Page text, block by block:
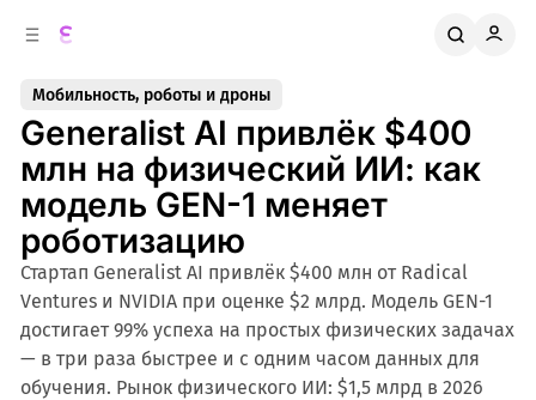
Мобильность, роботы и дроны
Generalist AI привлёк $400
млн на физический ИИ: как
модель GEN-1 меняет
роботизацию
Стартап Generalist AI привлёк $400 млн от Radical
Ventures и NVIDIA при оценке $2 млрд. Модель GEN-1
достигает 99% успеха на простых физических задачах
— в три раза быстрее и с одним часом данных для
обучения. Рынок физического ИИ: $1,5 млрд в 2026